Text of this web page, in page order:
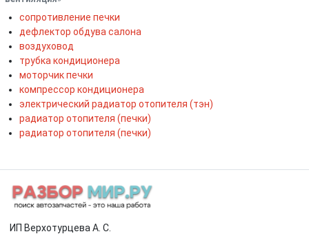
сопротивление печки
дефлектор обдува салона
воздуховод
трубка кондиционера
моторчик печки
компрессор кондиционера
электрический радиатор отопителя (тэн)
радиатор отопителя (печки)
радиатор отопителя (печки)
ИП Верхотурцева А. С.